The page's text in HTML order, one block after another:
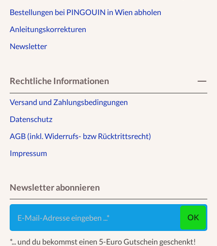
Bestellungen bei PINGOUIN in Wien abholen
Anleitungskorrekturen
Newsletter
Rechtliche Informationen
Versand und Zahlungsbedingungen
Datenschutz
AGB (inkl. Widerrufs- bzw Rücktrittsrecht)
Impressum
Newsletter abonnieren
E-Mail-Adresse eingeben ...
OK
*... und du bekommst einen 5-Euro Gutschein geschenkt!